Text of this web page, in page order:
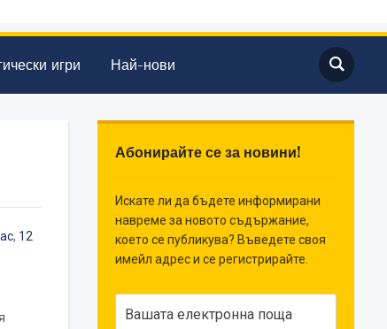
игри Най-нови
, 12
Абонирайте се за новини!
Искате ли да бъдете информирани
навреме за новото съдържание,
което се публикува? Въведете своя
имейл адрес и се регистрирайте.